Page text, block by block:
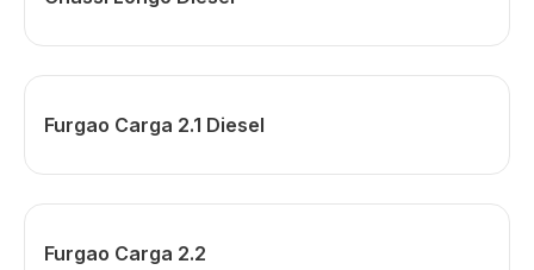
Furgao Carga 2.1 Diesel
Furgao Carga 2.2